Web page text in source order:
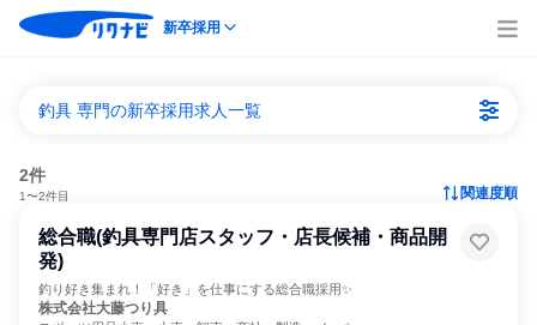
新卒採用
釣具 専門の新卒採用求人一覧
2件
1〜2件目 関連度順
総合職(釣具専門店スタッフ・店長候補・商品開
発)
釣り好き集まれ！「好き」を仕事にする総合職採用✨
株式会社大藤つり具